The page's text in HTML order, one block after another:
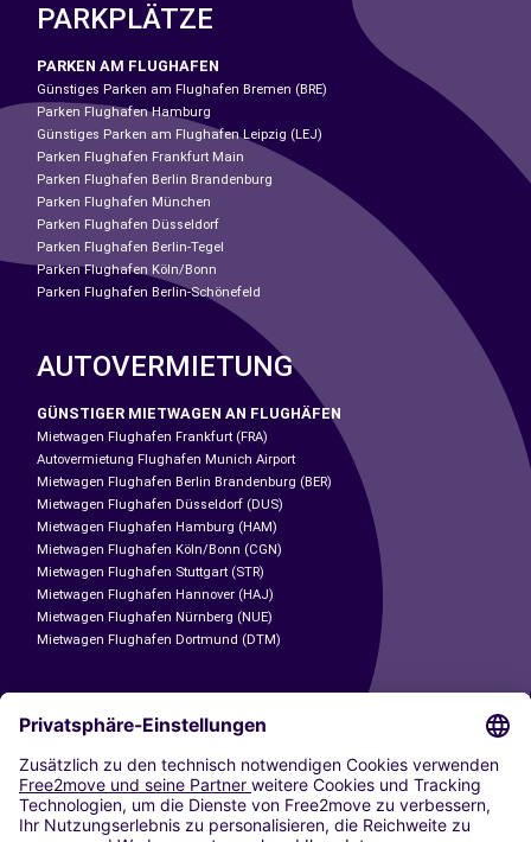
PARKPLÄTZE
PARKEN AM FLUGHAFEN
Günstiges Parken am Flughafen Bremen (BRE)
Parken Flughafen Hamburg
Günstiges Parken am Flughafen Leipzig (LEJ)
Parken Flughafen Frankfurt Main
Parken Flughafen Berlin Brandenburg
Parken Flughafen München
Parken Flughafen Düsseldorf
Parken Flughafen Berlin-Tegel
Parken Flughafen Köln/Bonn
Parken Flughafen Berlin-Schönefeld
AUTOVERMIETUNG
GÜNSTIGER MIETWAGEN AN FLUGHÄFEN
Mietwagen Flughafen Frankfurt (FRA)
Autovermietung Flughafen Munich Airport
Mietwagen Flughafen Berlin Brandenburg (BER)
Mietwagen Flughafen Düsseldorf (DUS)
Mietwagen Flughafen Hamburg (HAM)
Mietwagen Flughafen Köln/Bonn (CGN)
Mietwagen Flughafen Stuttgart (STR)
Mietwagen Flughafen Hannover (HAJ)
Mietwagen Flughafen Nürnberg (NUE)
Mietwagen Flughafen Dortmund (DTM)
CARSHARING
UNSERE STÄDTE
Paris
Madrid
Washington DC